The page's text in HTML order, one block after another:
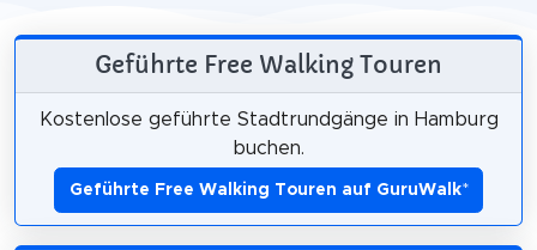
Geführte Free Walking Touren
Kostenlose geführte Stadtrundgänge in Hamburg
buchen.
Geführte Free Walking Touren auf GuruWalk*